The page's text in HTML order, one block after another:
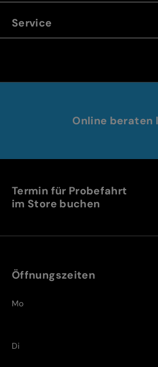
Service
Online beraten
Termin für Probefahrt
im Store buchen
Öffnungszeiten
Mo
Di